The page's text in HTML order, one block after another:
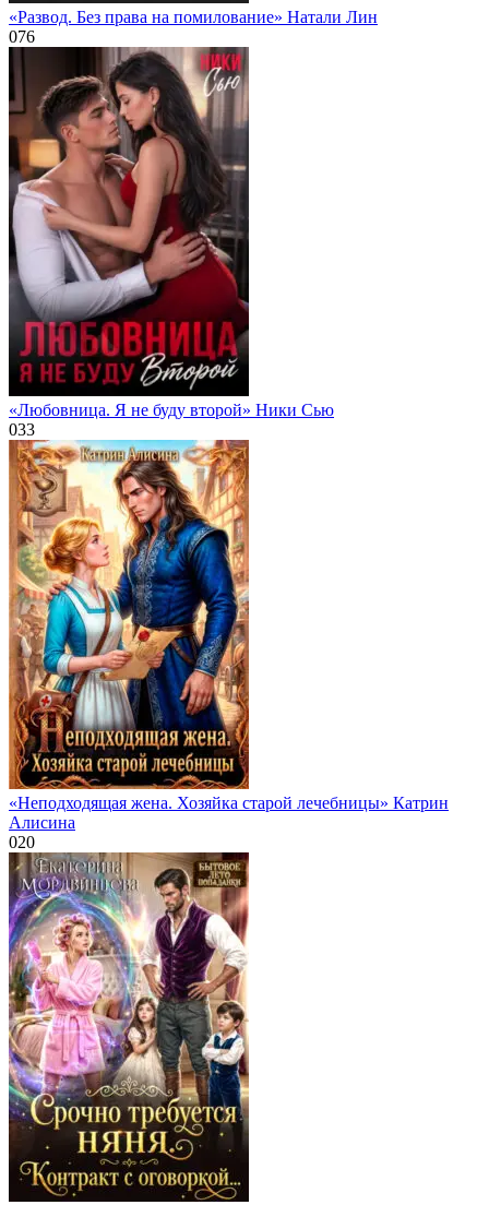
«Развод. Без права на помилование» Натали Лин
076
«Любовница. Я не буду второй» Ники Сью
033
«Неподходящая жена. Хозяйка старой лечебницы» Катрин
Алисина
020